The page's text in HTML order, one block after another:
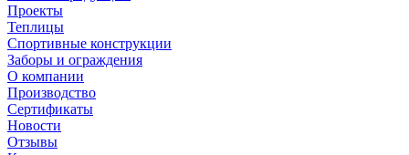
Проекты
Теплицы
Спортивные конструкции
Заборы и ограждения
О компании
Производство
Сертификаты
Новости
Отзывы